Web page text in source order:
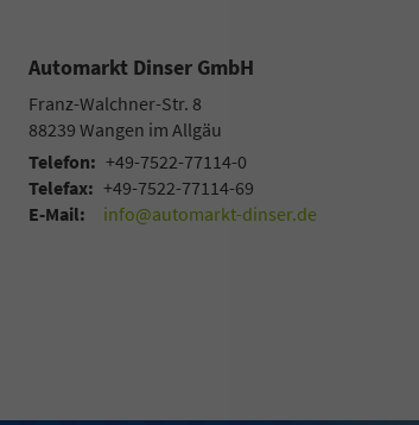
Automarkt Dinser GmbH
Franz-Walchner-Str. 8
88239 Wangen im Allgäu
Telefon: +49-7522-77114-0
Telefax: +49-7522-77114-69
E-Mail:
info@automarkt-dinser.de